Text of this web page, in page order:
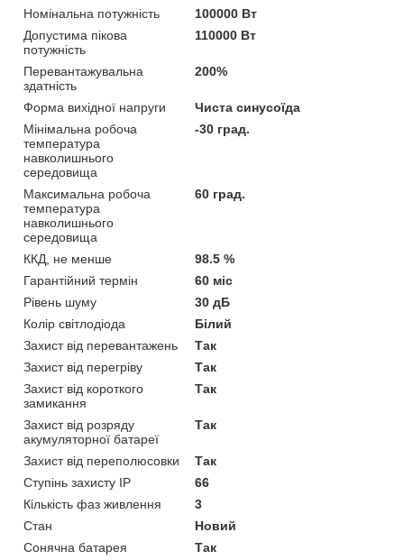
Номінальна потужність
100000 Вт
Допустима пікова
потужність
110000 Вт
Перевантажувальна
здатність
200%
Форма вихідної напруги
Чиста синусоїда
Мінімальна робоча
температура
навколишнього
середовища
-30 град.
Максимальна робоча
температура
навколишнього
середовища
60 град.
ККД, не менше
98.5 %
Гарантійний термін
60 міс
Рівень шуму
30 дБ
Колір світлодіода
Білий
Захист від перевантажень
Так
Захист від перегріву
Так
Захист від короткого
замикання
Так
Захист від розряду
акумуляторної батареї
Так
Захист від переполюсовки
Так
Ступінь захисту IP
66
Кількість фаз живлення
3
Стан
Новий
Сонячна батарея
Так